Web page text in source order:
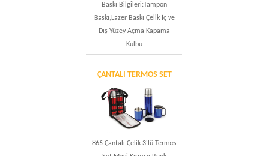
Baskı Bilgileri:Tampon
Baskı,Lazer Baskı Çelik İç ve
Dış Yüzey Açma Kapama
Kulbu
ÇANTALI TERMOS SET
865 Çantalı Çelik 3'lü Termos